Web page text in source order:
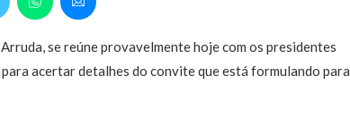
se reúne provavelmente hoje com os presidentes
acertar detalhes do convite que está formulando para